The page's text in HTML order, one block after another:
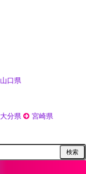
山口県
大分県
宮崎県